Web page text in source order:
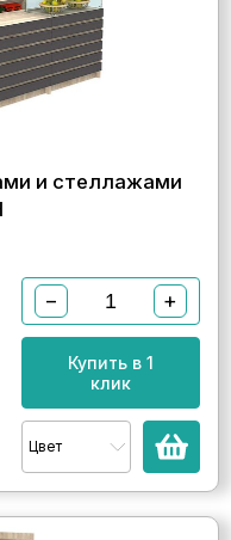
и стеллажами
− +
Купить в 1
клик
Цвет